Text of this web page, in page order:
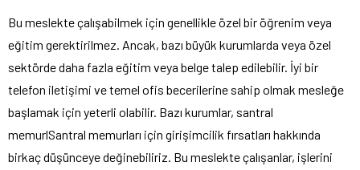
Bu meslekte çalışabilmek için genellikle özel bir öğrenim veya
eğitim gerektirilmez. Ancak, bazı büyük kurumlarda veya özel
sektörde daha fazla eğitim veya belge talep edilebilir. İyi bir
telefon iletişimi ve temel ofis becerilerine sahip olmak mesleğe
başlamak için yeterli olabilir. Bazı kurumlar, santral
memurlSantral memurları için girişimcilik fırsatları hakkında
birkaç düşünceye değinebiliriz. Bu meslekte çalışanlar, işlerini